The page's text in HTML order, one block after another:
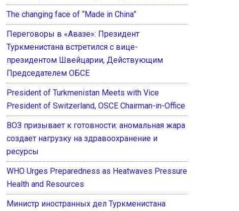
The changing face of “Made in China”
Переговоры в «Авазе»: Президент
Туркменистана встретился с вице-
президентом Швейцарии, Действующим
Председателем ОБСЕ
President of Turkmenistan Meets with Vice
President of Switzerland, OSCE Chairman-in-Office
ВОЗ призывает к готовности: аномальная жара
создает нагрузку на здравоохранение и
ресурсы
WHO Urges Preparedness as Heatwaves Pressure
Health and Resources
Министр иностранных дел Туркменистана